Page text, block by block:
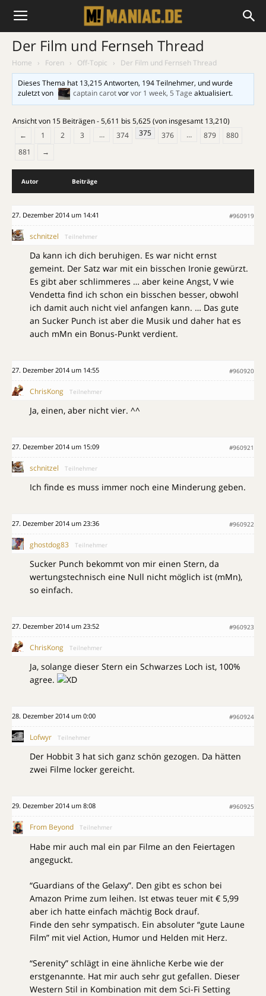
Der Film und Fernseh Thread
Home › Foren › Off-Topic ›
Der Film und Fernseh Thread
Dieses Thema hat 13,215 Antworten, 194 Teilnehmer, und wurde
zuletzt von
captain carotvorvor 1 week, 5 Tage aktualisiert.
Ansicht von 15 Beiträgen - 5,611 bis 5,625 (von insgesamt 13,210)
←
1 2 3 … 374 375 376 … 879
880
881
→
Autor Beiträge
27. Dezember 2014 um 14:41 #960919
schnitzel Teilnehmer
Da kann ich dich beruhigen. Es war nicht ernst
gemeint. Der Satz war mit ein bisschen Ironie gewürzt.
Es gibt aber schlimmeres … aber keine Angst, V wie
Vendetta find ich schon ein bisschen besser, obwohl
ich damit auch nicht viel anfangen kann. … Das gute
an Sucker Punch ist aber die Musik und daher hat es
auch mMn ein Bonus-Punkt verdient.
27. Dezember 2014 um 14:55 #960920
ChrisKong Teilnehmer
Ja, einen, aber nicht vier. ^^
27. Dezember 2014 um 15:09 #960921
schnitzel Teilnehmer
Ich finde es muss immer noch eine Minderung geben.
27. Dezember 2014 um 23:36 #960922
ghostdog83 Teilnehmer
Sucker Punch bekommt von mir einen Stern, da
wertungstechnisch eine Null nicht möglich ist (mMn),
so einfach.
27. Dezember 2014 um 23:52 #960923
ChrisKong Teilnehmer
Ja, solange dieser Stern ein Schwarzes Loch ist, 100%
agree.
28. Dezember 2014 um 0:00 #960924
Lofwyr Teilnehmer
Der Hobbit 3 hat sich ganz schön gezogen. Da hätten
zwei Filme locker gereicht.
29. Dezember 2014 um 8:08 #960925
From Beyond Teilnehmer
Habe mir auch mal ein par Filme an den Feiertagen
angeguckt.
“Guardians of the Gelaxy”. Den gibt es schon bei
Amazon Prime zum leihen. Ist etwas teuer mit € 5,99
aber ich hatte einfach mächtig Bock drauf.
Finde den sehr sympatisch. Ein absoluter “gute Laune
Film” mit viel Action, Humor und Helden mit Herz.
“Serenity” schlägt in eine ähnliche Kerbe wie der
erstgenannte. Hat mir auch sehr gut gefallen. Dieser
Western Stil in Kombination mit dem Sci-Fi Setting